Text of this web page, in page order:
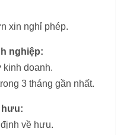
xin nghỉ phép.
nghiệp:
kinh doanh.
3 tháng gần nhất.
hưu:
về hưu.